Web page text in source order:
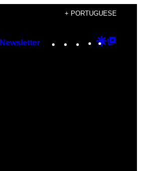
+ PORTUGUESE
Newsletter Instagram
TikTok
YouTube
Google